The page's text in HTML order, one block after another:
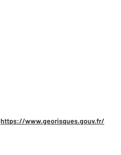
https://www.georisques.gouv.fr/